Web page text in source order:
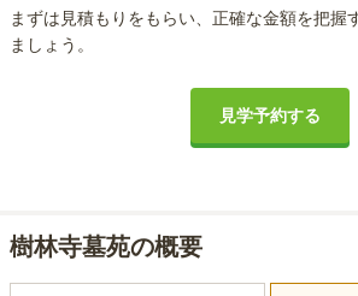
まずは見積もりをもらい、正確な金額を把握
ましょう。
見学予約する
樹林寺墓苑の概要